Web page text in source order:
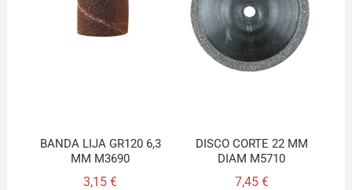
BANDA LIJA GR120 6,3
MM M3690
3,15€
DISCO CORTE 22 MM
DIAM M5710
7,45 €